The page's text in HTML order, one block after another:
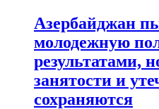
Азербайджан
молодежную
результатами,
занятости и
сохраняются